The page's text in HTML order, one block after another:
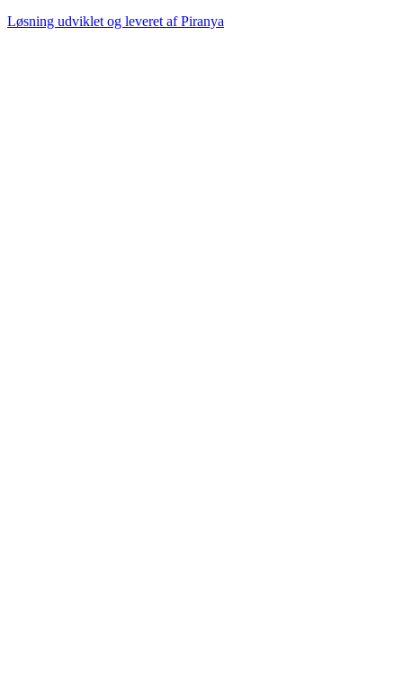
Løsning udviklet og leveret afPiranya